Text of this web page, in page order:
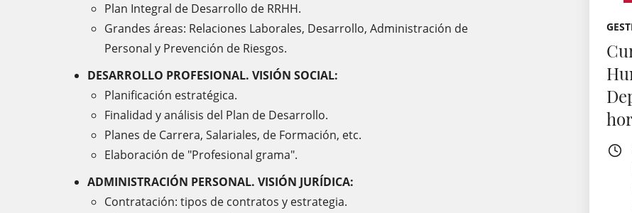
Plan Integral de Desarrollo de RRHH.
Grandes áreas: Relaciones Laborales, Desarrollo, Administración de
Personal y Prevención de Riesgos.
DESARROLLO PROFESIONAL. VISIÓN SOCIAL:
Planificación estratégica.
Finalidad y análisis del Plan de Desarrollo.
Planes de Carrera, Salariales, de Formación, etc.
Elaboración de "Profesional grama".
ADMINISTRACIÓN PERSONAL. VISIÓN JURÍDICA:
Contratación: tipos de contratos y estrategia.